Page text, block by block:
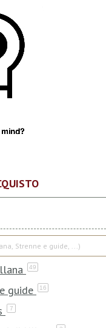
49
guide 16
7